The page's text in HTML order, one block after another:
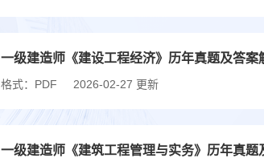
一级建造师《建设工程经济》历年真题及答案
格式：PDF 2026-02-27 更新
一级建造师《建筑工程管理与实务》历年真题